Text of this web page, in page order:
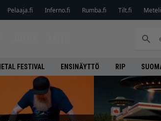
Pelaaja.fi Inferno.fi Rumba.fi Tilt.fi
FESTIVAL ENSINÄYTTÖ RIP